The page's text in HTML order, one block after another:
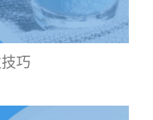
巧